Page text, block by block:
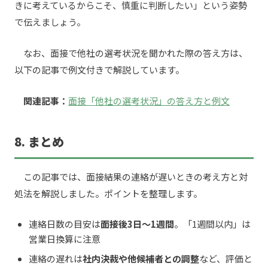
きに考えているからこそ、慎重に判断したい」という姿勢
で伝えましょう。
なお、面接で他社の選考状況を聞かれた際の答え方は、
以下の記事で例文付きで解説しています。
関連記事： 面接「他社の選考状況」の答え方と例文
8. まとめ
この記事では、面接結果の連絡が遅いときの考え方と対
処法を解説しました。ポイントを整理します。
連絡日数の目安は面接後3日〜1週間。「1週間以内」は
営業日換算に注意
連絡の遅れは社内決裁や他候補者との調整など、評価と